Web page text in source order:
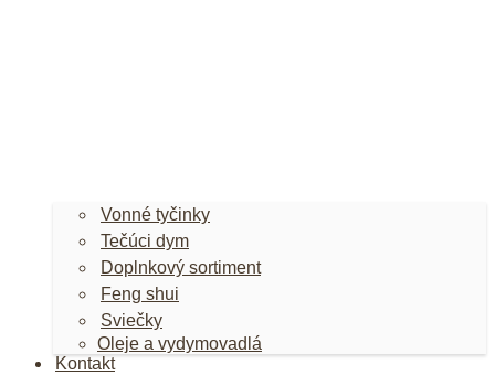
Vonné tyčinky
Tečúci dym
Doplnkový sortiment
Feng shui
Sviečky
Oleje a vydymovadlá
Kontakt